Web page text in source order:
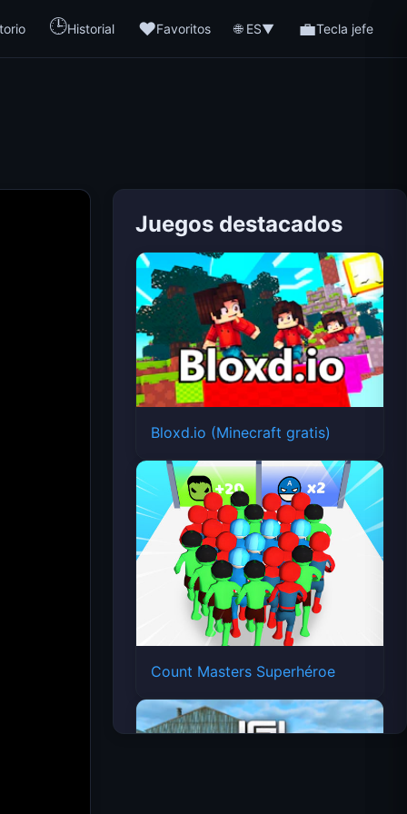
🕒Historial ❤️Favoritos 🌐 ES▼ 💼Tecla jefe
Juegos destacados
Bloxd.io (Minecraft gratis)
Count Masters Superhéroe